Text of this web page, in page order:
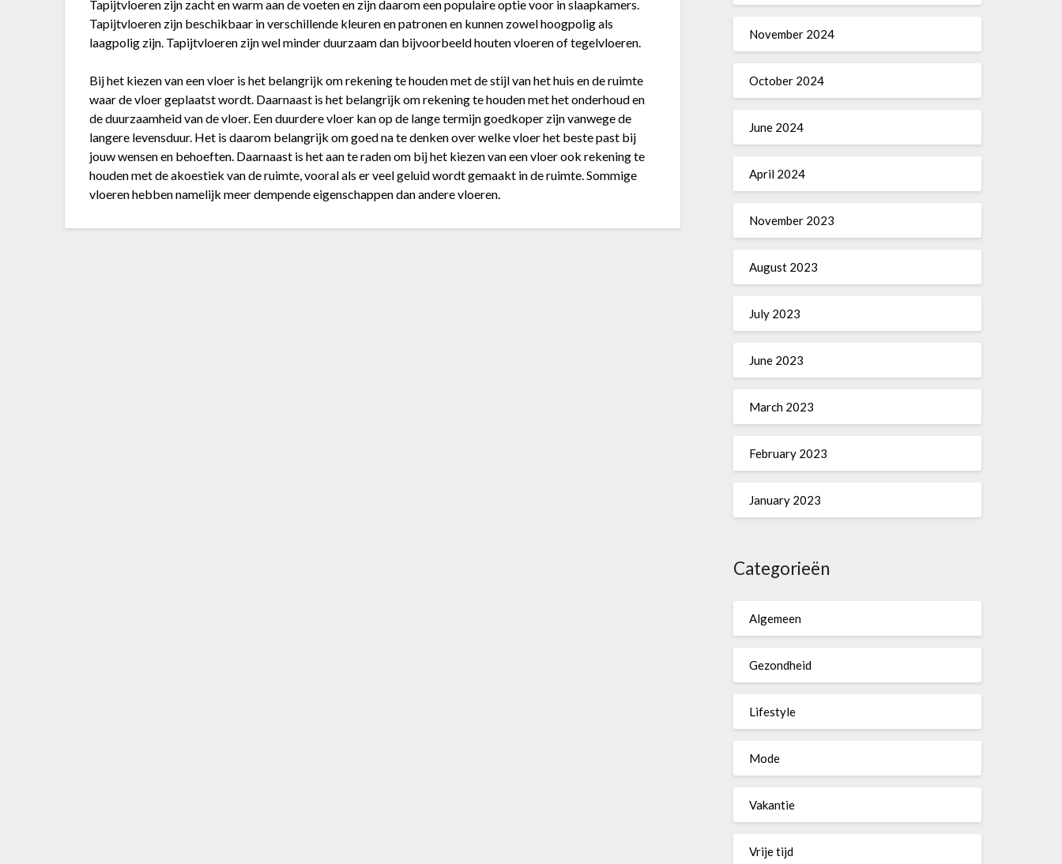
Tapijtvloeren zijn zacht en warm aan de voeten en zijn daarom een populaire optie voor in slaapkamers.
Tapijtvloeren zijn beschikbaar in verschillende kleuren en patronen en kunnen zowel hoogpolig als
laagpolig zijn. Tapijtvloeren zijn wel minder duurzaam dan bijvoorbeeld houten vloeren of tegelvloeren.
Bij het kiezen van een vloer is het belangrijk om rekening te houden met de stijl van het huis en de ruimte
waar de vloer geplaatst wordt. Daarnaast is het belangrijk om rekening te houden met het onderhoud en
de duurzaamheid van de vloer. Een duurdere vloer kan op de lange termijn goedkoper zijn vanwege de
langere levensduur. Het is daarom belangrijk om goed na te denken over welke vloer het beste past bij
jouw wensen en behoeften. Daarnaast is het aan te raden om bij het kiezen van een vloer ook rekening te
houden met de akoestiek van de ruimte, vooral als er veel geluid wordt gemaakt in de ruimte. Sommige
vloeren hebben namelijk meer dempende eigenschappen dan andere vloeren.
November 2024
October 2024
June 2024
April 2024
November 2023
August 2023
July 2023
June 2023
March 2023
February 2023
January 2023
Categorieën
Algemeen
Gezondheid
Lifestyle
Mode
Vakantie
Vrije tijd